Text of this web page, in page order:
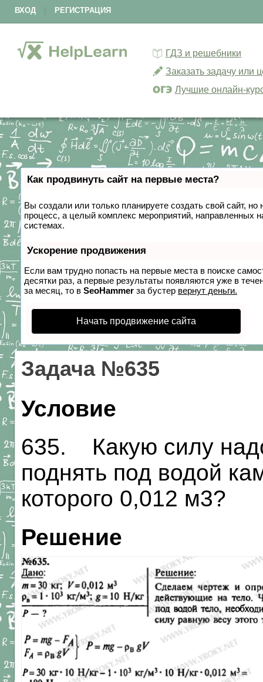
ВХОД РЕГИСТРАЦИЯ
ГДЗ и решебники
Заказать задачу или
Лучшие онлайн-
Как продвинуть сайт на первые места?
Вы создали или только планируете создать свой сайт,
процесс, а целый комплекс мероприятий, направленных
системах.
Ускорение продвижения
Если вам трудно попасть на первые места в поиске
десятки раз, а первые результаты появляются уже в
за месяц, то в SeoHammer за бустер вернут деньги.
Начать продвижение сайта
Задача №635
Условие
635. Какую силу
поднять под водой
которого 0,012 м3?
Решение